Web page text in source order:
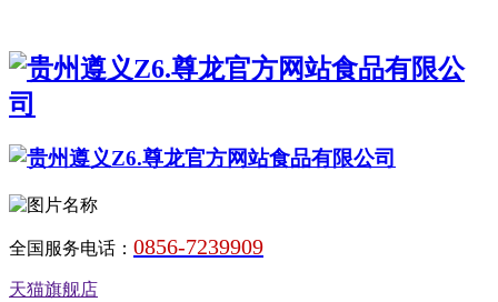
全国服务电话： 0856-7239909
天猫旗舰店